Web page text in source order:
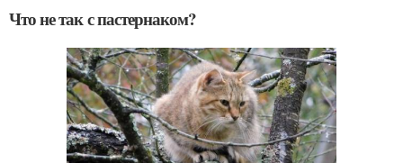
Что не так с пастернаком?